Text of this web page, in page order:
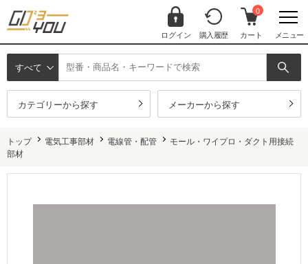
ログイン 購入履歴
0
カート メニュー
すべて
カテゴリーから探す メーカーから探す
トップ 電気工事部材 電線管・配管
モール・ワイプロ・ダクト用接続
部材